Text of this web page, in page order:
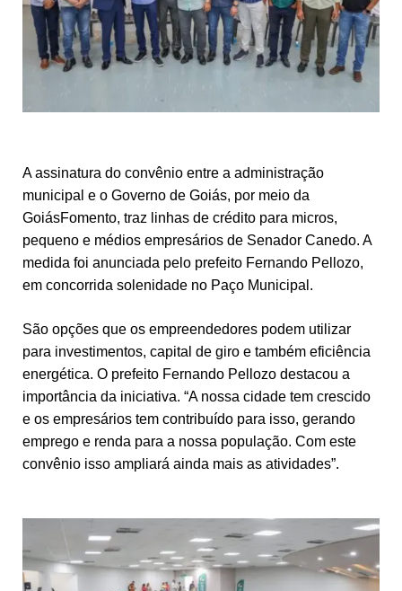
A assinatura do convênio entre a administração
municipal e o Governo de Goiás, por meio da
GoiásFomento, traz linhas de crédito para micros,
pequeno e médios empresários de Senador Canedo. A
medida foi anunciada pelo prefeito Fernando Pellozo,
em concorrida solenidade no Paço Municipal.
São opções que os empreendedores podem utilizar
para investimentos, capital de giro e também eficiência
energética. O prefeito Fernando Pellozo destacou a
importância da iniciativa. “A nossa cidade tem crescido
e os empresários tem contribuído para isso, gerando
emprego e renda para a nossa população. Com este
convênio isso ampliará ainda mais as atividades”.